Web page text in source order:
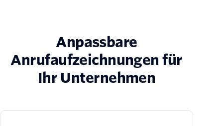
Anpassbare
Anrufaufzeichnungen für
Ihr Unternehmen